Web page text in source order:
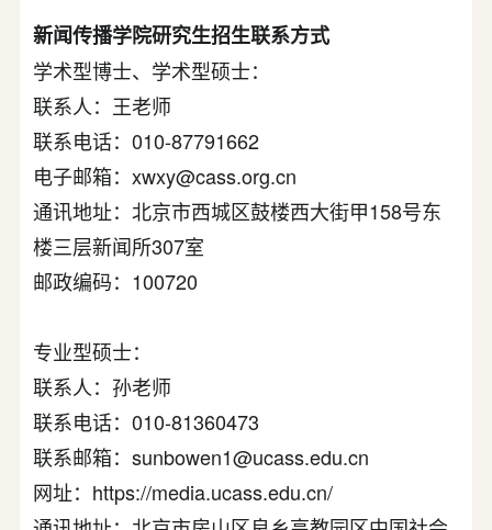
新闻传播学院研究生招生联系方式
学术型博士、学术型硕士：
联系人：王老师
联系电话：010-87791662
电子邮箱：xwxy@cass.org.cn
通讯地址：北京市西城区鼓楼西大街甲158号东
楼三层新闻所307室
邮政编码：100720
专业型硕士：
联系人：孙老师
联系电话：010-81360473
联系邮箱：sunbowen1@ucass.edu.cn
网址：https://media.ucass.edu.cn/